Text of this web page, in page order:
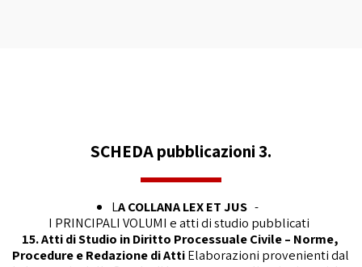
SCHEDA pubblicazioni 3.
LA COLLANA LEX ET JUS -
I PRINCIPALI VOLUMI e atti di studio pubblicati
15. Atti di Studio in Diritto Processuale Civile – Norme,
Procedure e Redazione di Atti Elaborazioni provenienti dal